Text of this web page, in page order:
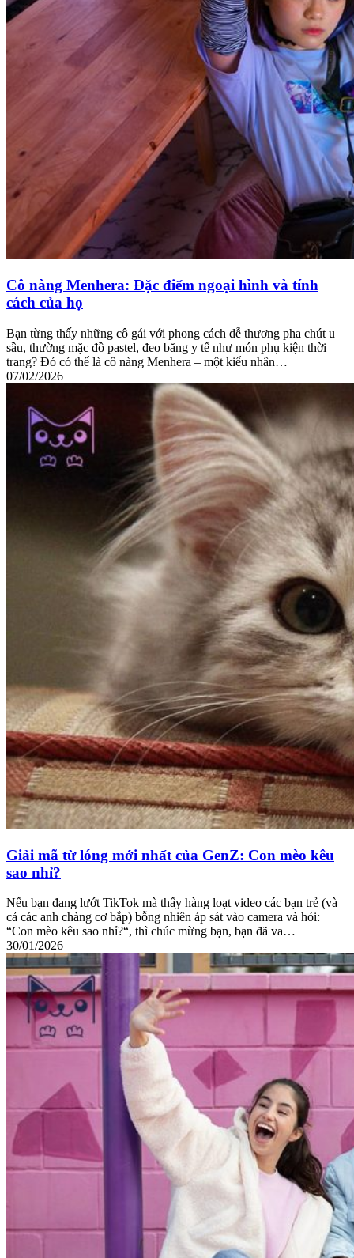
Cô nàng Menhera: Đặc điểm ngoại hình và tính
cách của họ
Bạn từng thấy những cô gái với phong cách dễ thương pha chút u
sầu, thường mặc đồ pastel, đeo băng y tế như món phụ kiện thời
trang? Đó có thể là cô nàng Menhera – một kiểu nhân…
07/02/2026
Giải mã từ lóng mới nhất của GenZ: Con mèo kêu
sao nhỉ?
Nếu bạn đang lướt TikTok mà thấy hàng loạt video các bạn trẻ (và
cả các anh chàng cơ bắp) bỗng nhiên áp sát vào camera và hỏi:
“Con mèo kêu sao nhỉ?“, thì chúc mừng bạn, bạn đã va…
30/01/2026